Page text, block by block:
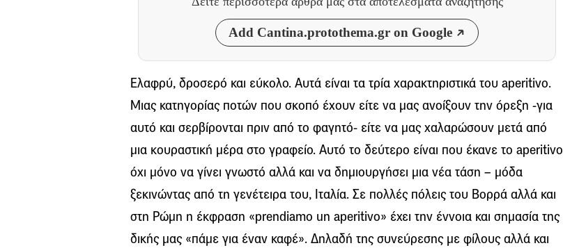
Add Cantina.protothema.gr on Google
Ελαφρύ, δροσερό και εύκολο. Αυτά είναι τα τρία χαρακτηριστικά του aperitivo.
Μιας κατηγορίας ποτών που σκοπό έχουν είτε να μας ανοίξουν την όρεξη -για
αυτό και σερβίρονται πριν από το φαγητό- είτε να μας χαλαρώσουν μετά από
μια κουραστική μέρα στο γραφείο. Αυτό το δεύτερο είναι που έκανε το aperitivo
όχι μόνο να γίνει γνωστό αλλά και να δημιουργήσει μια νέα τάση – μόδα
ξεκινώντας από τη γενέτειρα του, Ιταλία. Σε πολλές πόλεις του Βορρά αλλά και
στη Ρώμη η έκφραση «prendiamo un aperitivo» έχει την έννοια και σημασία της
δικής μας «πάμε για έναν καφέ». Δηλαδή της συνεύρεσης με φίλους αλλά και